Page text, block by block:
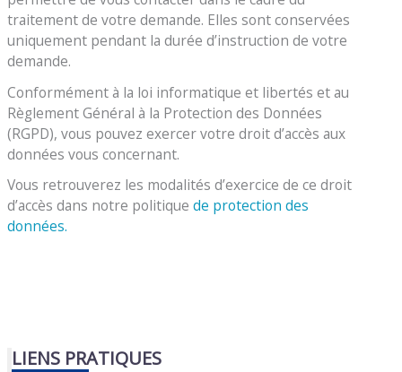
traitement de votre demande. Elles sont conservées
uniquement pendant la durée d’instruction de votre
demande.
Conformément à la loi informatique et libertés et au
Règlement Général à la Protection des Données
(RGPD), vous pouvez exercer votre droit d’accès aux
données vous concernant.
Vous retrouverez les modalités d’exercice de ce droit
d’accès dans notre politiquede protection des
données.
LIENS PRATIQUES